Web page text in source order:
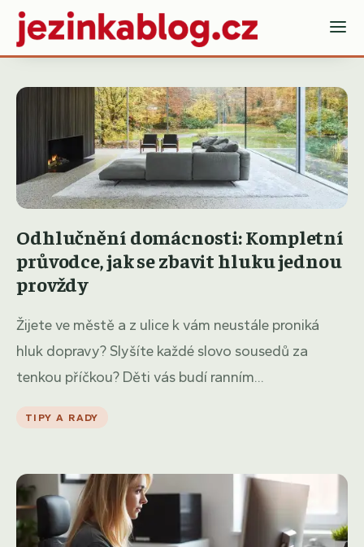
Odhlučnění domácnosti: Kompletní
průvodce, jak se zbavit hluku jednou
provždy
Žijete ve městě a z ulice k vám neustále proniká
hluk dopravy? Slyšíte každé slovo sousedů za
tenkou příčkou? Děti vás budí ranním...
TIPY A RADY